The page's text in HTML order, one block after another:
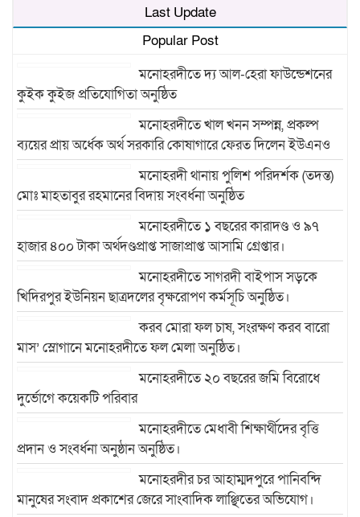
Last Update
Popular Post
মনোহরদীতে দ্য আল-হেরা ফাউন্ডেশনের
কুইক কুইজ প্রতিযোগিতা অনুষ্ঠিত
মনোহরদীতে খাল খনন সম্পন্ন, প্রকল্প
ব্যয়ের প্রায় অর্ধেক অর্থ সরকারি কোষাগারে ফেরত দিলেন ইউএনও
মনোহরদী থানায় পুলিশ পরিদর্শক (তদন্ত)
মোঃ মাহতাবুর রহমানের বিদায় সংবর্ধনা অনুষ্ঠিত
মনোহরদীতে ১ বছরের কারাদণ্ড ও ৯৭
হাজার ৪০০ টাকা অর্থদণ্ডপ্রাপ্ত সাজাপ্রাপ্ত আসামি গ্রেপ্তার।
মনোহরদীতে সাগরদী বাইপাস সড়কে
খিদিরপুর ইউনিয়ন ছাত্রদলের বৃক্ষরোপণ কর্মসূচি অনুষ্ঠিত।
করব মোরা ফল চাষ, সংরক্ষণ করব বারো
মাস’ স্লোগানে মনোহরদীতে ফল মেলা অনুষ্ঠিত।
মনোহরদীতে ২০ বছরের জমি বিরোধে
দুর্ভোগে কয়েকটি পরিবার
মনোহরদীতে মেধাবী শিক্ষার্থীদের বৃত্তি
প্রদান ও সংবর্ধনা অনুষ্ঠান অনুষ্ঠিত।
মনোহরদীর চর আহাম্মদপুরে পানিবন্দি
মানুষের সংবাদ প্রকাশের জেরে সাংবাদিক লাঞ্ছিতের অভিযোগ।